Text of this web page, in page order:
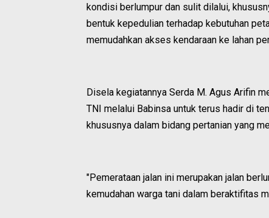
kondisi berlumpur dan sulit dilalui,
bentuk kepedulian terhadap kebutuhan
memudahkan akses kendaraan ke lahan
Disela kegiatannya Serda M. Agus Arifin
TNI melalui Babinsa untuk terus hadir di
khususnya dalam bidang pertanian yang
"Pemerataan jalan ini merupakan jalan
kemudahan warga tani dalam beraktifitas